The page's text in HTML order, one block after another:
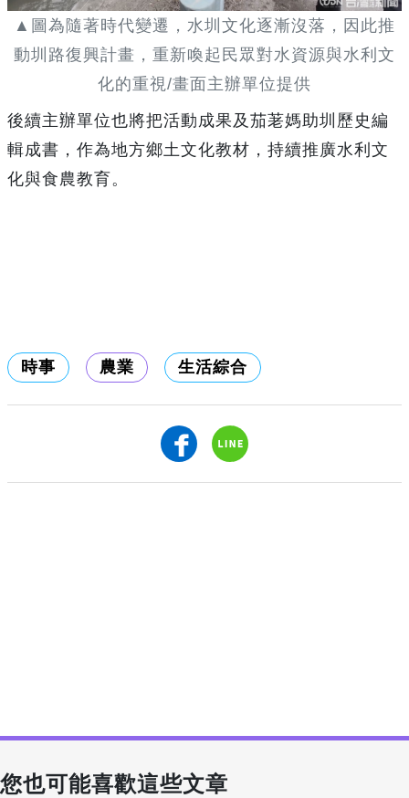
▲圖為隨著時代變遷，水圳文化逐漸沒落，因此推
動圳路復興計畫，重新喚起民眾對水資源與水利文
化的重視/畫面主辦單位提供
後續主辦單位也將把活動成果及茄荖媽助圳歷史編
輯成書，作為地方鄉土文化教材，持續推廣水利文
化與食農教育。
時事 農業 生活綜合
您也可能喜歡這些文章